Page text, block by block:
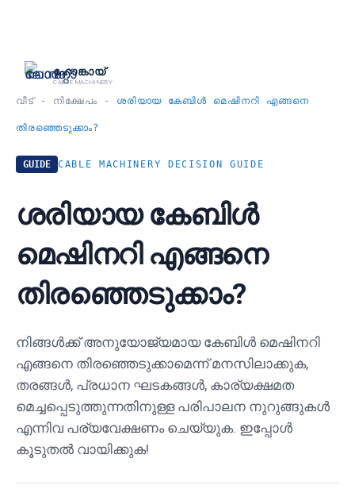
ഹോങ്കായ്
CABLE MACHINERY
വീട്- നിക്ഷേപം - ശരിയായ കേബിൾ മെഷിനറി എങ്ങനെ
തിരഞ്ഞെടുക്കാം?
GUIDE CABLE MACHINERY DECISION GUIDE
ശരിയായ കേബിൾ
മെഷിനറി എങ്ങനെ
തിരഞ്ഞെടുക്കാം?
നിങ്ങൾക്ക് അനുയോജ്യമായ കേബിൾ മെഷിനറി
എങ്ങനെ തിരഞ്ഞെടുക്കാമെന്ന് മനസിലാക്കുക,
തരങ്ങൾ, പ്രധാന ഘടകങ്ങൾ, കാര്യക്ഷമത
മെച്ചപ്പെടുത്തുന്നതിനുള്ള പരിപാലന നുറുങ്ങുകൾ
എന്നിവ പര്യവേക്ഷണം ചെയ്യുക. ഇപ്പോൾ
കൂടുതൽ വായിക്കുക!